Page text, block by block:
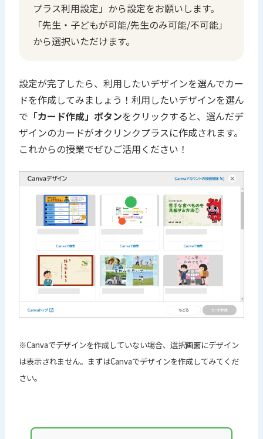
プラス利用設定」から設定をお願いします。
「先生・子どもが可能/先生のみ可能/不可能」
から選択いただけます。
設定が完了したら、利用したいデザインを選んでカー
ドを作成してみましょう！利用したいデザインを選ん
で 「カード作成」ボタンをクリックすると、選んだデ
ザインのカードがオクリンクプラスに作成されます。
これからの授業でぜひご活用ください！
※Canvaでデザインを作成していない場合、選択画面にデザイン
は表示されません。まずはCanvaでデザインを作成してみてくだ
さい。